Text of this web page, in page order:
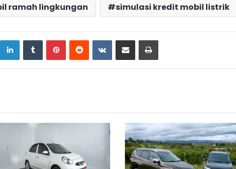
ramah lingkungan simulasi kredit mobil listrik
LinkedInTumblrPinterestReddit VKontakte
Share via Email Print